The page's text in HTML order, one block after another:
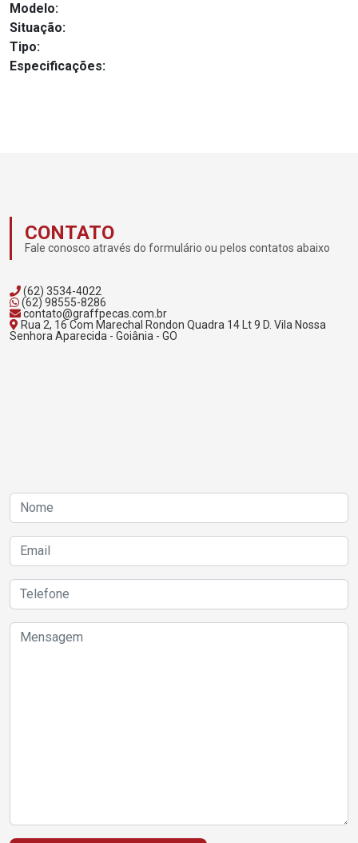
Modelo:
Situação:
Tipo:
Especificações:
CONTATO
Fale conosco através do formulário ou pelos contatos abaixo
(62) 3534-4022
(62) 98555-8286
contato@graffpecas.com.br
Rua 2, 16 Com Marechal Rondon Quadra 14 Lt 9 D. Vila Nossa
Senhora Aparecida - Goiânia - GO